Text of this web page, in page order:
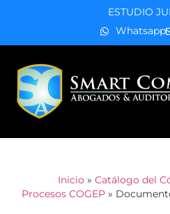
ESTUDIO
Whatsapp
Inicio » Catálogo del
Procesos COGEP »